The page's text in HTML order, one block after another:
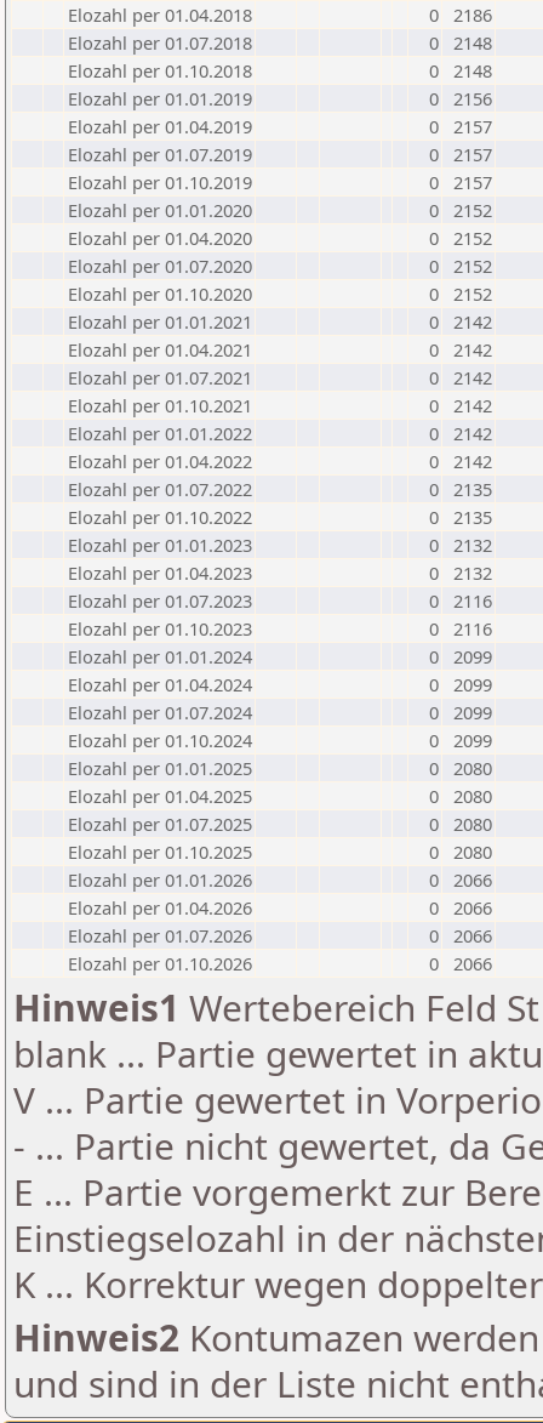
Elozahl per 01.04.2018
0 2186
Elozahl per 01.07.2018
0 2148
Elozahl per 01.10.2018
0 2148
Elozahl per 01.01.2019
0 2156
Elozahl per 01.04.2019
0 2157
Elozahl per 01.07.2019
0 2157
Elozahl per 01.10.2019
0 2157
Elozahl per 01.01.2020
0 2152
Elozahl per 01.04.2020
0 2152
Elozahl per 01.07.2020
0 2152
Elozahl per 01.10.2020
0 2152
Elozahl per 01.01.2021
0 2142
Elozahl per 01.04.2021
0 2142
Elozahl per 01.07.2021
0 2142
Elozahl per 01.10.2021
0 2142
Elozahl per 01.01.2022
0 2142
Elozahl per 01.04.2022
0 2142
Elozahl per 01.07.2022
0 2135
Elozahl per 01.10.2022
0 2135
Elozahl per 01.01.2023
0 2132
Elozahl per 01.04.2023
0 2132
Elozahl per 01.07.2023
0 2116
Elozahl per 01.10.2023
0 2116
Elozahl per 01.01.2024
0 2099
Elozahl per 01.04.2024
0 2099
Elozahl per 01.07.2024
0 2099
Elozahl per 01.10.2024
0 2099
Elozahl per 01.01.2025
0 2080
Elozahl per 01.04.2025
0 2080
Elozahl per 01.07.2025
0 2080
Elozahl per 01.10.2025
0 2080
Elozahl per 01.01.2026
0 2066
Elozahl per 01.04.2026
0 2066
Elozahl per 01.07.2026
0 2066
Elozahl per 01.10.2026
0 2066
Hinweis1 Wertebereich Feld
blank ... Partie gewertet in
V ... Partie gewertet in
- ... Partie nicht gewertet, da
E ... Partie vorgemerkt zur
Einstiegselozahl in der
K ... Korrektur wegen
Hinweis2 Kontumazen
und sind in der Liste nicht